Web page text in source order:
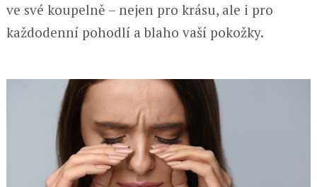
ve své koupelně – nejen pro krásu, ale i pro
každodenní pohodlí a blaho vaší pokožky.